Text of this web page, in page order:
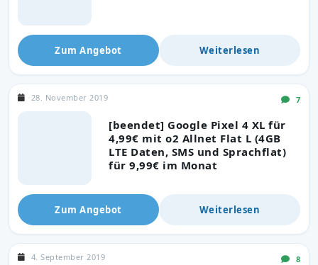
Zum Angebot Weiterlesen
[beendet] Google Pixel 4 XL für
4,99€ mit o2 Allnet Flat L (4GB
LTE Daten, SMS und Sprachflat)
für 9,99€ im Monat
28. November 2019 7
Zum Angebot Weiterlesen
4. September 2019 8